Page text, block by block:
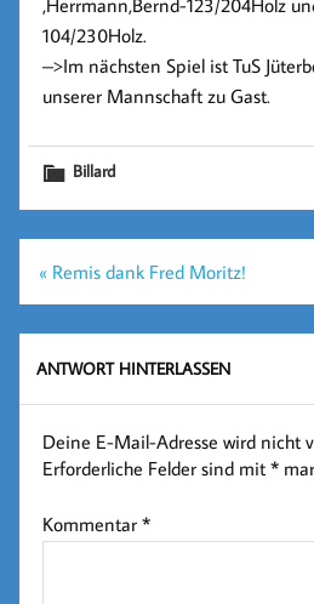
104/230Holz.
–>Im nächsten Spiel ist TuS
unserer Mannschaft zu Gast.
Billard
Beitragsnavigation
« Remis dank Fred Moritz!
ANTWORT HINTERLASSEN
Deine E-Mail-Adresse wird nicht
Erforderliche Felder sind mit*
Kommentar*